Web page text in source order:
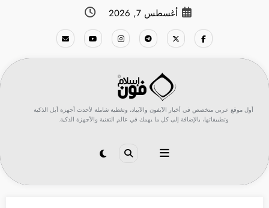
أغسطس 7, 2026
أول موقع عربي متخصص في أخبار الآيفون والآيباد، وتغطية شاملة لأحدث أجهزة أبل الذكية
وتطبيقاتها، بالإضافة إلى كل ما يهمك في عالم التقنية والأجهزة الذكية.